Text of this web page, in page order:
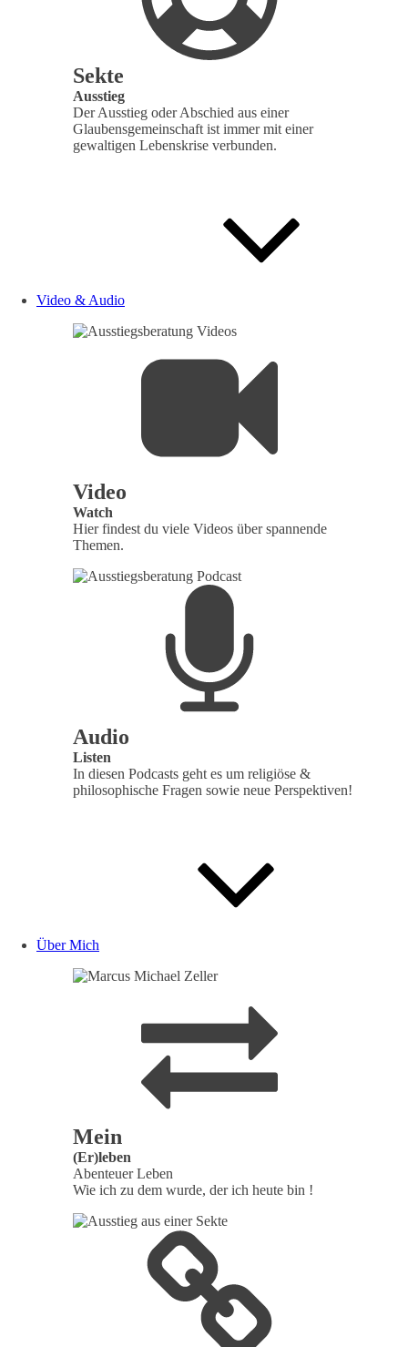
Sekte
Ausstieg
Der Ausstieg oder Abschied aus einer
Glaubensgemeinschaft ist immer mit einer
gewaltigen Lebenskrise verbunden.
Video & Audio
Video
Watch
Hier findest du viele Videos über spannende
Themen.
Audio
Listen
In diesen Podcasts geht es um religiöse &
philosophische Fragen sowie neue Perspektiven!
Über Mich
Mein
(Er)leben
Abenteuer Leben
Wie ich zu dem wurde, der ich heute bin !